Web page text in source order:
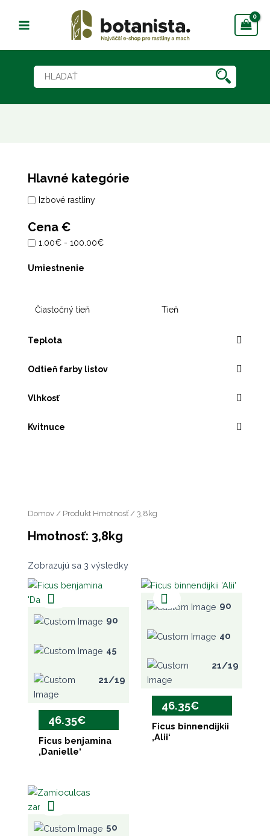
Hlavné kategórie
Izbové rastliny
Cena €
1.00€ - 100.00€
Umiestnenie
Čiastočný tieň Tieň
Teplota
Odtieň farby listov
Vlhkosť
Kvitnuce
Domov / Produkt Hmotnosť / 3,8kg
Hmotnosť: 3,8kg
Zobrazujú sa 3 výsledky
90
45
21/19
46.35€
Ficus benjamina
‚Danielle‘
90
40
21/19
46.35€
Ficus binnendijkii
‚Alii‘
50